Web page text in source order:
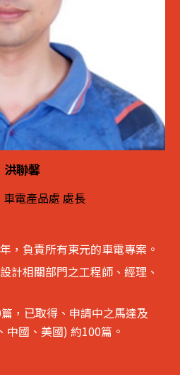
洪聯馨
車電產品處 處長
，負責所有東元的車電專案。
計相關部門之工程師、經理、
，已取得、申請中之馬達及
中國、美國) 約100篇。